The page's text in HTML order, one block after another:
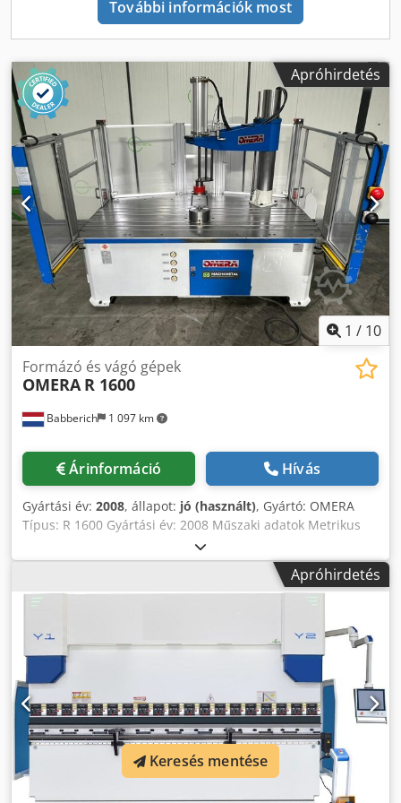
További információk most
Apróhirdetés
1 / 10
Babberich 1 097 km
Formázó és vágó gépek
OMERA R 1600
Árinformáció Hívás
Gyártási év: 2008, állapot: jó (használt), Gyártó: OMERA
Típus: R 1600 Gyártási év: 2008 Műszaki adatok Metrikus
amerikai szabvány Max. Termék az ágy felett 1800 Méretek
(becslés) Hosszúság 2800 mm Szélesség 2000 mm
Magasság 2600 mm Súly 4100 kg Megjegyzés: Az ezen az
oldalon található információkat jóhiszeműen szereztük be
jóhiszeműen adjuk meg, de a pontosságot nem tudjuk
garantálni. Ennek megfelelően nem képviseli vagy
szerződést.javasoljuk, hogy ellenőrizze az összes fontos
adatot. Megosztás Letöltés Max. Termék az ágy felett:1800
Hossz: 2800mm Szélesség: 2000mm Magasság: 2600mm
Súly: 4100kg Asztal hossza 2500 mm Asztal szélessége
1450 mm Orsó átmérő 250 mm Orsó fordulatszám 3 - 20
Gr/1Gr Löket pinole kar 400 mm Oszlop kar 250 mm Trójai
kar 900 Magasság kar 1400 mm Max. Termék az ágy
Apróhirdetés
Keresés mentése